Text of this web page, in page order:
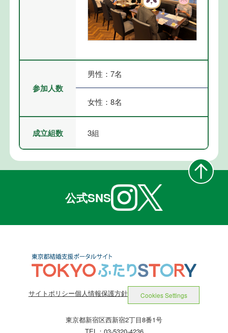
参加人数
男性：7名
女性：8名
成立組数 3組
公式SNS
サイトポリシー個人情報保護方針 Cookies Settings
東京都新宿区西新宿2丁目8番1号